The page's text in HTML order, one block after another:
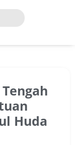
Huda